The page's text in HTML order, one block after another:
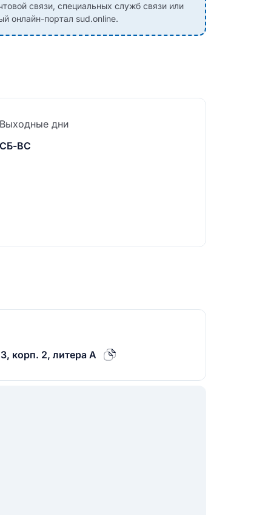
связи, специальных служб связи или
онлайн-портал sud.online.
Выходные дни
СБ-ВС
корп. 2, литера А